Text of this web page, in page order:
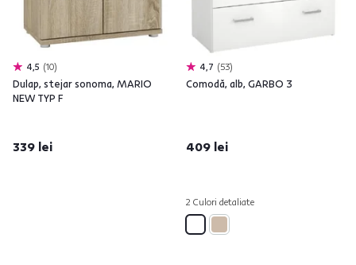
4,5 10
Dulap, stejar sonoma, MARIO
NEW TYP F
339 lei
4,7 53
Comodă, alb, GARBO 3
409 lei
2 Culori detaliate